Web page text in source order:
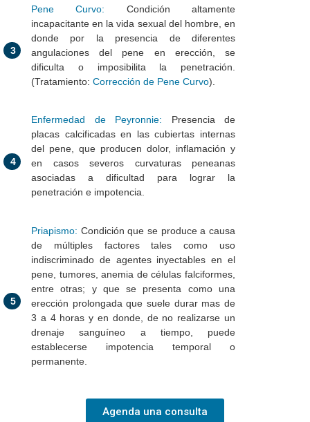
3
Pene Curvo: Condición altamente
incapacitante en la vida sexual del hombre, en
donde por la presencia de diferentes
angulaciones del pene en erección, se
dificulta o imposibilita la penetración.
(Tratamiento: Corrección de Pene Curvo).
4
Enfermedad de Peyronnie: Presencia de
placas calcificadas en las cubiertas internas
del pene, que producen dolor, inflamación y
en casos severos curvaturas peneanas
asociadas a dificultad para lograr la
penetración e impotencia.
5
Priapismo: Condición que se produce a causa
de múltiples factores tales como uso
indiscriminado de agentes inyectables en el
pene, tumores, anemia de células falciformes,
entre otras; y que se presenta como una
erección prolongada que suele durar mas de
3 a 4 horas y en donde, de no realizarse un
drenaje sanguíneo a tiempo, puede
establecerse impotencia temporal o
permanente.
Agenda una consulta